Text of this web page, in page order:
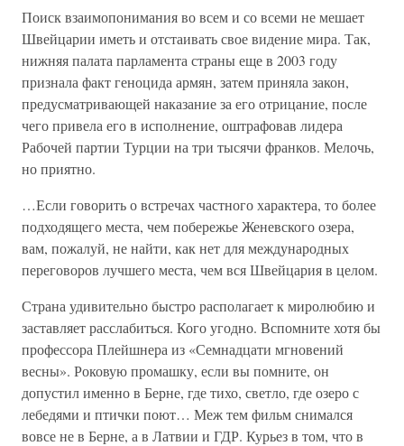
Поиск взаимопонимания во всем и со всеми не мешает
Швейцарии иметь и отстаивать свое видение мира. Так,
нижняя палата парламента страны еще в 2003 году
признала факт геноцида армян, затем приняла закон,
предусматривающей наказание за его отрицание, после
чего привела его в исполнение, оштрафовав лидера
Рабочей партии Турции на три тысячи франков. Мелочь,
но приятно.
…Если говорить о встречах частного характера, то более
подходящего места, чем побережье Женевского озера,
вам, пожалуй, не найти, как нет для международных
переговоров лучшего места, чем вся Швейцария в целом.
Страна удивительно быстро располагает к миролюбию и
заставляет расслабиться. Кого угодно. Вспомните хотя бы
профессора Плейшнера из «Семнадцати мгновений
весны». Роковую промашку, если вы помните, он
допустил именно в Берне, где тихо, светло, где озеро с
лебедями и птички поют… Меж тем фильм снимался
вовсе не в Берне, а в Латвии и ГДР. Курьез в том, что в